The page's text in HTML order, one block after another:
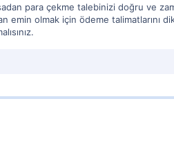
para çekme talebinizi doğru ve
emin olmak için ödeme talimatlarını